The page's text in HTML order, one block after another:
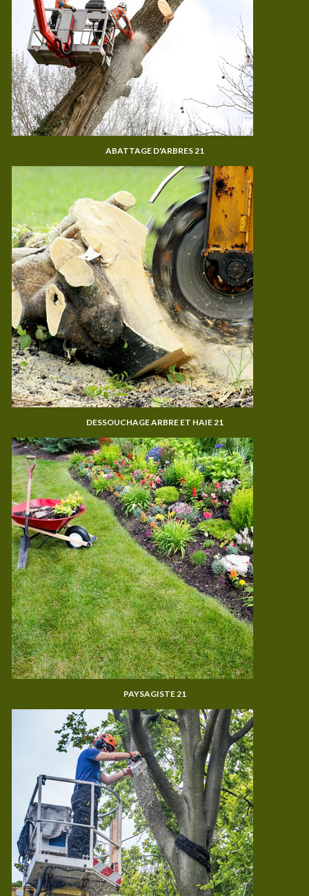
ABATTAGE D'ARBRES 21
DESSOUCHAGE ARBRE ET HAIE 21
PAYSAGISTE 21